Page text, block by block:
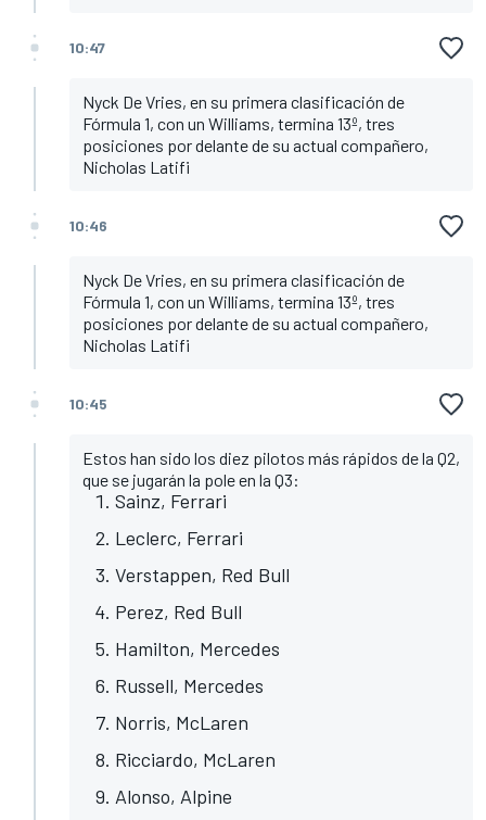
10:47
Nyck De Vries, en su primera clasificación de
Fórmula 1, con un Williams, termina 13º, tres
posiciones por delante de su actual compañero,
Nicholas Latifi
10:46
Nyck De Vries, en su primera clasificación de
Fórmula 1, con un Williams, termina 13º, tres
posiciones por delante de su actual compañero,
Nicholas Latifi
10:45
Estos han sido los diez pilotos más rápidos de la Q2,
que se jugarán la pole en la Q3:
Sainz, Ferrari
Leclerc, Ferrari
Verstappen, Red Bull
Perez, Red Bull
Hamilton, Mercedes
Russell, Mercedes
Norris, McLaren
Ricciardo, McLaren
Alonso, Alpine